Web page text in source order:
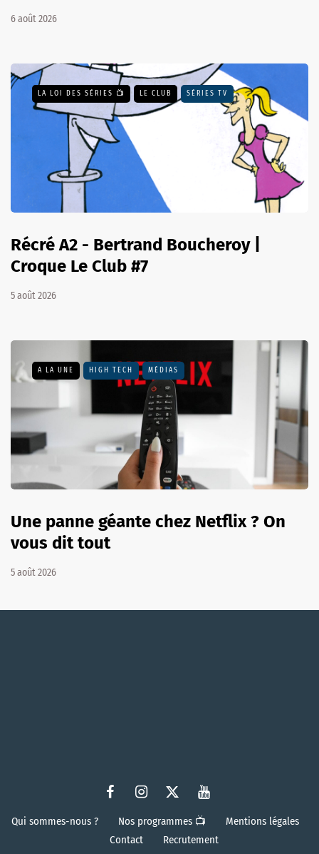
6 août 2026
LA LOI DES SÉRIES 📺 LE CLUB SÉRIES TV
Récré A2 - Bertrand Boucheroy |
Croque Le Club #7
5 août 2026
A LA UNE HIGH TECH MÉDIAS
Une panne géante chez Netflix ? On
vous dit tout
5 août 2026
Qui sommes-nous ? Nos programmes 📺
Mentions légales
Contact
Recrutement